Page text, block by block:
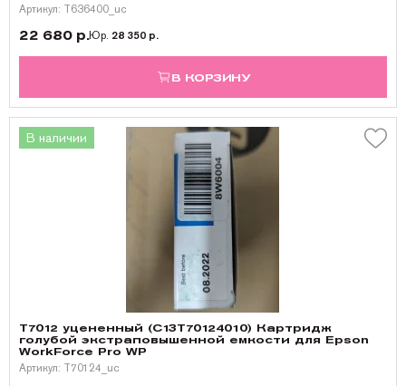
Артикул: T636400_uc
22 680 р.Юр. 28 350 р.
В КОРЗИНУ
В наличии
T7012 уцененный (C13T70124010) Картридж
голубой экстраповышенной емкости для Epson
WorkForce Pro WP
Артикул: T70124_uc